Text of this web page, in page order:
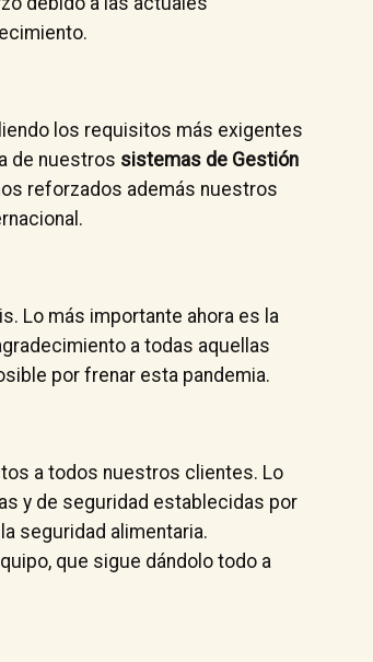
los requisitos más exigentes
de nuestros sistemas de Gestión
reforzados además nuestros
Lo más importante ahora es la
a todas aquellas
por frenar esta pandemia.
a todos nuestros clientes. Lo
y de seguridad establecidas por
seguridad alimentaria.
que sigue dándolo todo a